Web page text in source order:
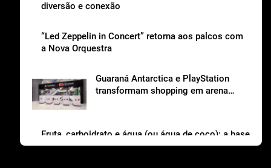
diversão e conexão
“Led Zeppelin in Concert” retorna aos palcos com
a Nova Orquestra
Guaraná Antarctica e PlayStation
transformam shopping em arena
Fruta, carboidrato e água (ou água de coco): a base
da lancheira saudável